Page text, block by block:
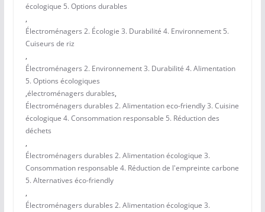
écologique 5. Options durables
,
Électroménagers 2. Écologie 3. Durabilité 4. Environnement 5.
Cuiseurs de riz
,
Électroménagers 2. Environnement 3. Durabilité 4. Alimentation
5. Options écologiques
,électroménagers durables,
Électroménagers durables 2. Alimentation eco-friendly 3. Cuisine
écologique 4. Consommation responsable 5. Réduction des
déchets
,
Électroménagers durables 2. Alimentation écologique 3.
Consommation responsable 4. Réduction de l'empreinte carbone
5. Alternatives éco-friendly
,
Électroménagers durables 2. Alimentation écologique 3.